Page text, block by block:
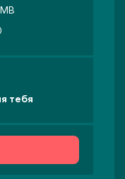
тебя